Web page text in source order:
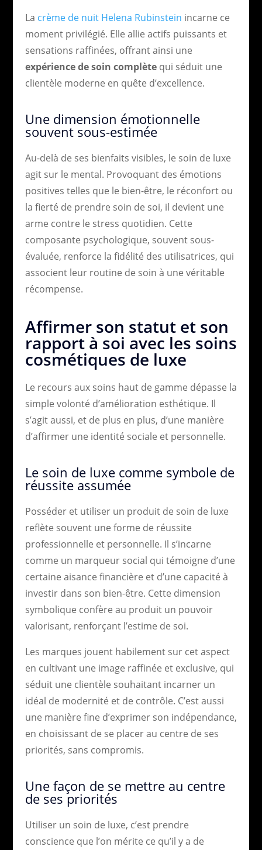
La crème de nuit Helena Rubinstein incarne ce
moment privilégié. Elle allie actifs puissants et
sensations raffinées, offrant ainsi une
expérience de soin complètequi séduit une
clientèle moderne en quête d’excellence.
Une dimension émotionnelle
souvent sous-estimée
Au-delà de ses bienfaits visibles, le soin de luxe
agit sur le mental. Provoquant des émotions
positives telles que le bien-être, le réconfort ou
la fierté de prendre soin de soi, il devient une
arme contre le stress quotidien. Cette
composante psychologique, souvent sous-
évaluée, renforce la fidélité des utilisatrices, qui
associent leur routine de soin à une véritable
récompense.
Affirmer son statut et son
rapport à soi avec les soins
cosmétiques de luxe
Le recours aux soins haut de gamme dépasse la
simple volonté d’amélioration esthétique. Il
s’agit aussi, et de plus en plus, d’une manière
d’affirmer une identité sociale et personnelle.
Le soin de luxe comme symbole de
réussite assumée
Posséder et utiliser un produit de soin de luxe
reflète souvent une forme de réussite
professionnelle et personnelle. Il s’incarne
comme un marqueur social qui témoigne d’une
certaine aisance financière et d’une capacité à
investir dans son bien-être. Cette dimension
symbolique confère au produit un pouvoir
valorisant, renforçant l’estime de soi.
Les marques jouent habilement sur cet aspect
en cultivant une image raffinée et exclusive, qui
séduit une clientèle souhaitant incarner un
idéal de modernité et de contrôle. C’est aussi
une manière fine d’exprimer son indépendance,
en choisissant de se placer au centre de ses
priorités, sans compromis.
Une façon de se mettre au centre
de ses priorités
Utiliser un soin de luxe, c’est prendre
conscience que l’on mérite ce qu’il y a de